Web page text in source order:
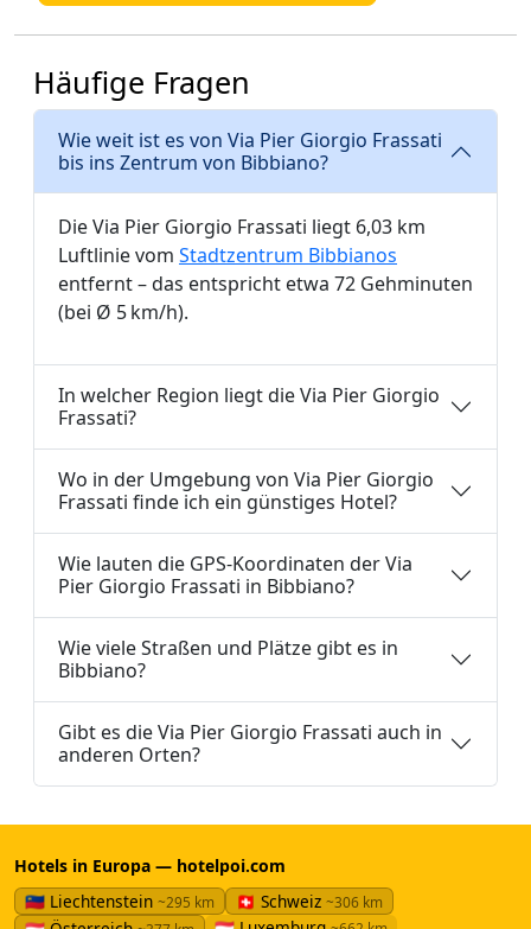
Häufige Fragen
Wie weit ist es von Via Pier Giorgio Frassati
bis ins Zentrum von Bibbiano?
Die Via Pier Giorgio Frassati liegt 6,03 km
Luftlinie vom Stadtzentrum Bibbianos
entfernt – das entspricht etwa 72 Gehminuten
(bei Ø 5 km/h).
In welcher Region liegt die Via Pier Giorgio
Frassati?
Wo in der Umgebung von Via Pier Giorgio
Frassati finde ich ein günstiges Hotel?
Wie lauten die GPS-Koordinaten der Via
Pier Giorgio Frassati in Bibbiano?
Wie viele Straßen und Plätze gibt es in
Bibbiano?
Gibt es die Via Pier Giorgio Frassati auch in
anderen Orten?
Hotels in Europa — hotelpoi.com
🇱🇮 Liechtenstein ~295 km 🇨🇭 Schweiz ~306 km